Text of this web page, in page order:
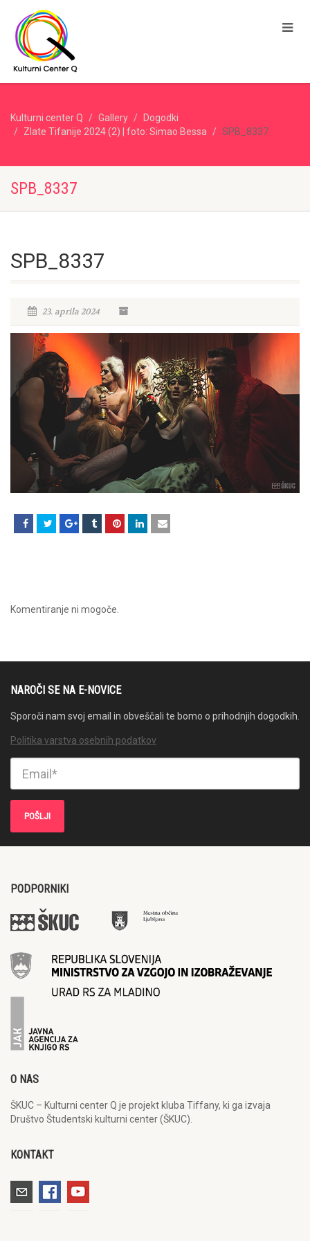
Kulturni center Q Gallery
Dogodki
Zlate Tifanije 2024 (2) | foto: Simao Bessa
SPB_8337
SPB_8337
SPB_8337
23. aprila 2024
Komentiranje ni mogoče.
NAROČI SE NA E-NOVICE
Sporoči nam svoj email in obveščali te bomo o prihodnjih dogodkih.
Politika varstva osebnih podatkov
PODPORNIKI
O NAS
ŠKUC – Kulturni center Q je projekt kluba Tiffany, ki ga izvaja
Društvo Študentski kulturni center (ŠKUC).
KONTAKT